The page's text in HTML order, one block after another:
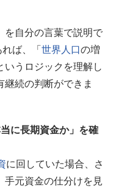
を自分の言葉で説明で
ば、「世界人口の増
うロジックを理解し
続の判断ができま
に長期資金か」を確
に回していた場合、さ
手元資金の仕分けを見